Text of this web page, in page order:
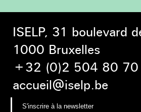
ISELP, 31 boulevard
1000 Bruxelles
+32 (0)2 504 80 70
accueil@iselp.be